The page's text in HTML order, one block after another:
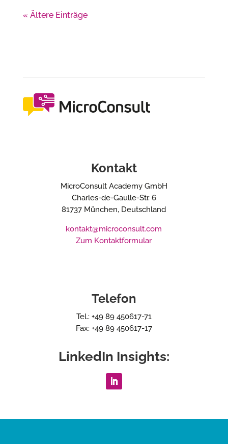
« Ältere Einträge
Kontakt
MicroConsult Academy GmbH
Charles-de-Gaulle-Str. 6
81737 München, Deutschland
kontakt@microconsult.com
Zum Kontaktformular
Telefon
Tel.: +49 89 450617-71
Fax: +49 89 450617-17
LinkedIn Insights: